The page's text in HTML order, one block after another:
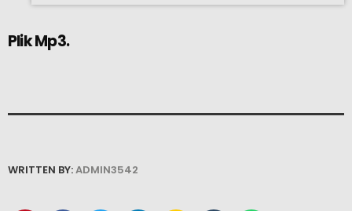
Plik Mp3.
WRITTEN BY:ADMIN3542